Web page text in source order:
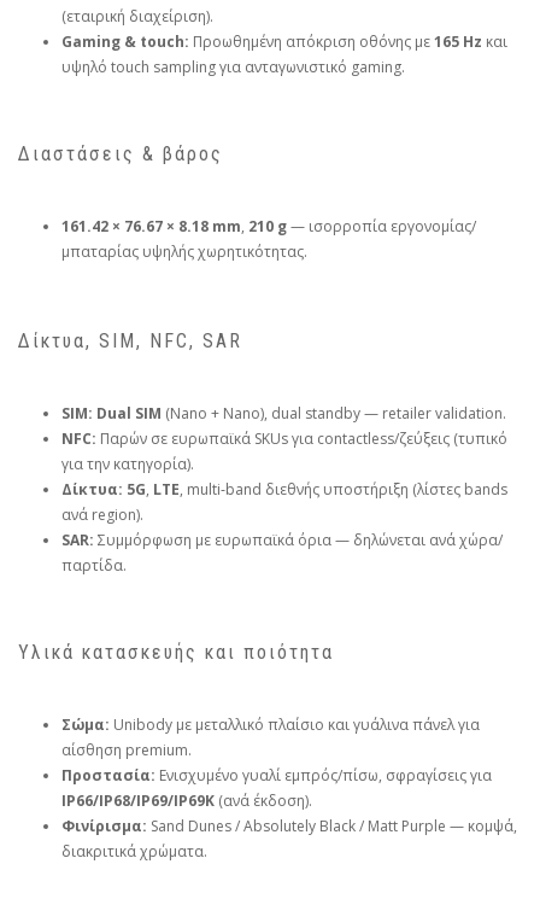
(εταιρική διαχείριση).
Gaming & touch: Προωθημένη απόκριση οθόνης με165 Hz και
υψηλό touch sampling για ανταγωνιστικό gaming.
Διαστάσεις & βάρος
161.42 × 76.67 × 8.18 mm, 210 g— ισορροπία εργονομίας/
μπαταρίας υψηλής χωρητικότητας.
Δίκτυα, SIM, NFC, SAR
SIM: Dual SIM (Nano + Nano), dual standby — retailer validation.
NFC: Παρών σε ευρωπαϊκά SKUs για contactless/ζεύξεις (τυπικό
για την κατηγορία).
Δίκτυα: 5G, LTE, multi‑band διεθνής υποστήριξη (λίστες bands
ανά region).
SAR: Συμμόρφωση με ευρωπαϊκά όρια — δηλώνεται ανά χώρα/
παρτίδα.
Υλικά κατασκευής και ποιότητα
Σώμα: Unibody με μεταλλικό πλαίσιο και γυάλινα πάνελ για
αίσθηση premium.
Προστασία: Ενισχυμένο γυαλί εμπρός/πίσω, σφραγίσεις για
IP66/IP68/IP69/IP69K (ανά έκδοση).
Φινίρισμα: Sand Dunes / Absolutely Black / Matt Purple — κομψά,
διακριτικά χρώματα.